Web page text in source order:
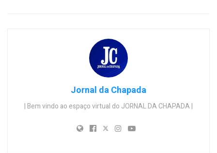
Jornal da Chapada
| Bem vindo ao espaço virtual do JORNAL DA CHAPADA |